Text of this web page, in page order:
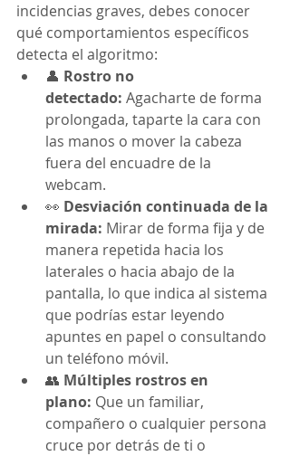
incidencias graves, debes conocer
qué comportamientos específicos
detecta el algoritmo:
👤 Rostro no
detectado: Agacharte de forma
prolongada, taparte la cara con
las manos o mover la cabeza
fuera del encuadre de la
webcam.
👀 Desviación continuada de la
mirada: Mirar de forma fija y de
manera repetida hacia los
laterales o hacia abajo de la
pantalla, lo que indica al sistema
que podrías estar leyendo
apuntes en papel o consultando
un teléfono móvil.
👥 Múltiples rostros en
plano: Que un familiar,
compañero o cualquier persona
cruce por detrás de ti o